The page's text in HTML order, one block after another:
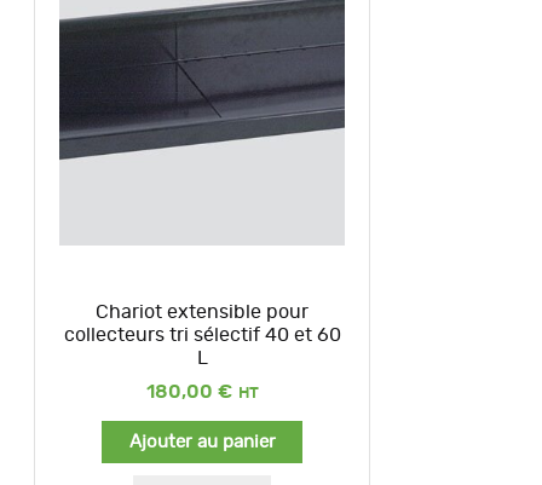
Chariot extensible pour
collecteurs tri sélectif 40 et 60
180,00 €
Ajouter au panier